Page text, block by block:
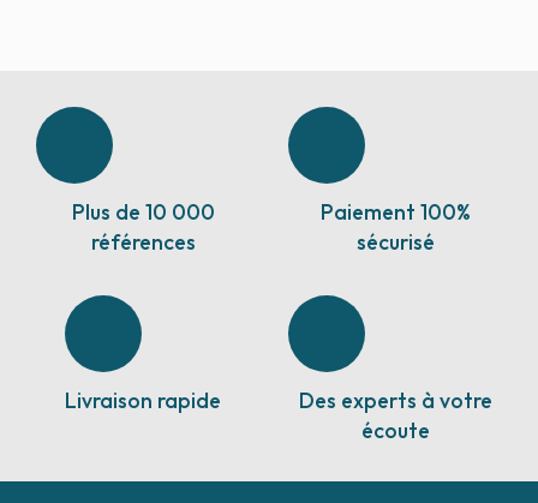
Plus de 10 000
références
Paiement 100%
sécurisé
Livraison rapide
Des experts à votre
écoute